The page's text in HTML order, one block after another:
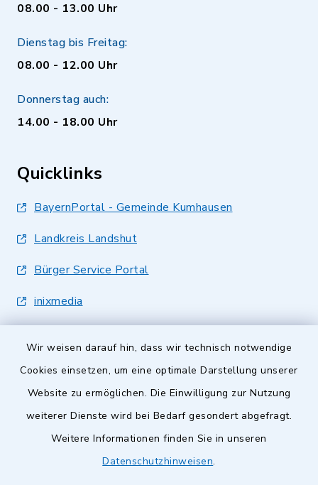
Wir weisen darauf hin, dass wir technisch notwendige
Cookies einsetzen, um eine optimale Darstellung unserer
Website zu ermöglichen. Die Einwilligung zur Nutzung
weiterer Dienste wird bei Bedarf gesondert abgefragt.
Weitere Informationen finden Sie in unseren
Datenschutzhinweisen.
08.00 - 13.00 Uhr
Dienstag bis Freitag:
08.00 - 12.00 Uhr
Donnerstag auch:
14.00 - 18.00 Uhr
Quicklinks
BayernPortal - Gemeinde Kumhausen
Landkreis Landshut
Bürger Service Portal
inixmedia
Barrierefreiheit